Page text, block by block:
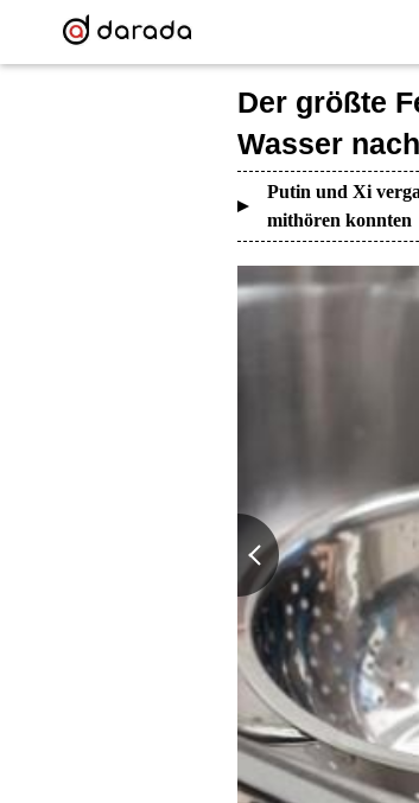
Der größte
Wasser
Putin und Xi
mithören konnten